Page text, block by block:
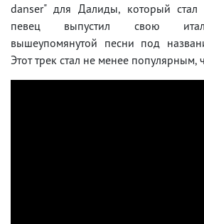
danser" для Далиды, который
певец выпустил свою
вышеупомянутой песни под
Этот трек стал не менее популярным,